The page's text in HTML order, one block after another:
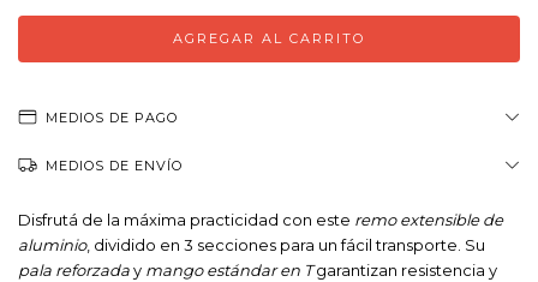
MEDIOS DE PAGO
MEDIOS DE ENVÍO
Disfrutá de la máxima practicidad con este remo extensible de
aluminio, dividido en 3 secciones para un fácil transporte. Su
pala reforzaday mango estándar en Tgarantizan resistencia y